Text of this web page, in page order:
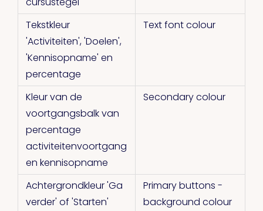
Tekstkleur
'Activiteiten', 'Doelen',
'Kennisopname' en
percentage
Text font colour
Kleur van de
voortgangsbalk van
percentage
activiteitenvoortgang
en kennisopname
Secondary colour
Achtergrondkleur 'Ga
verder' of 'Starten'
Primary buttons -
background colour